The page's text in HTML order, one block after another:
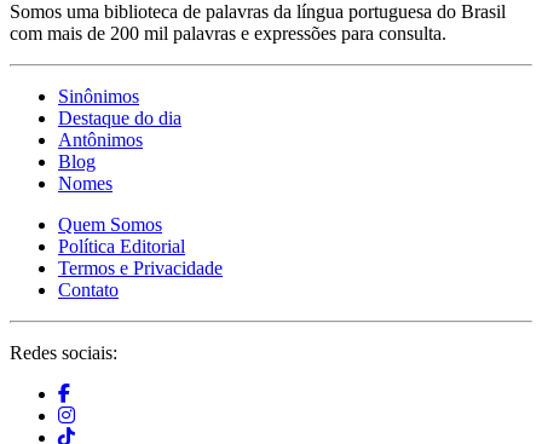
Somos uma biblioteca de palavras da língua portuguesa do Brasil
com mais de 200 mil palavras e expressões para consulta.
Sinônimos
Destaque do dia
Antônimos
Blog
Nomes
Quem Somos
Política Editorial
Termos e Privacidade
Contato
Redes sociais: